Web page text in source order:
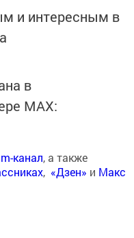
и интересным в
в
MАХ:
канал, а также
, «Дзен» и Макс